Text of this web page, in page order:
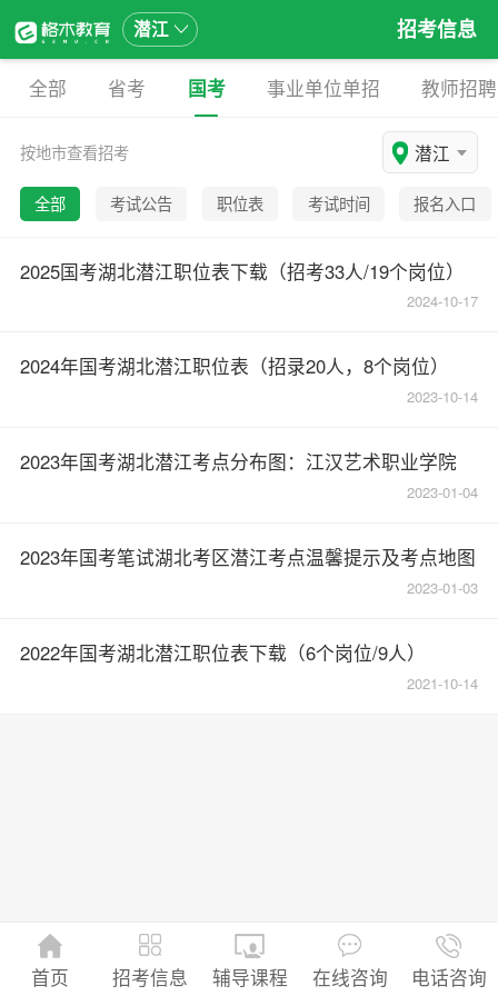
潜江 招考信息
首页 招考信息 辅导课程 在线咨询 电话咨询
全部 省考 国考 事业单位单招 教师招聘
按地市查看招考 潜江
全部 考试公告 职位表 考试时间 报名入口
2025国考湖北潜江职位表下载（招考33人/19个岗位）
2024-10-17
2024年国考湖北潜江职位表（招录20人，8个岗位）
2023-10-14
2023年国考湖北潜江考点分布图：江汉艺术职业学院
2023-01-04
2023年国考笔试湖北考区潜江考点温馨提示及考点地图
2023-01-03
2022年国考湖北潜江职位表下载（6个岗位/9人）
2021-10-14